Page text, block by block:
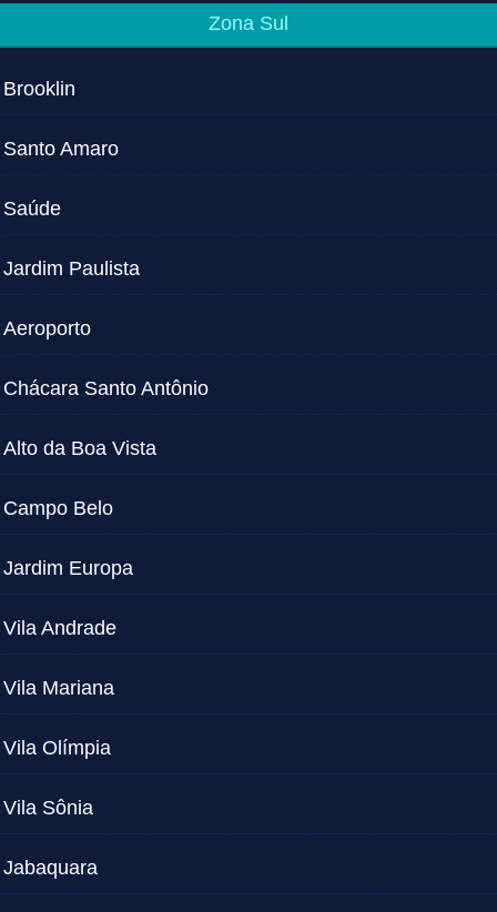
Zona Sul
Brooklin
Santo Amaro
Saúde
Jardim Paulista
Aeroporto
Chácara Santo Antônio
Alto da Boa Vista
Campo Belo
Jardim Europa
Vila Andrade
Vila Mariana
Vila Olímpia
Vila Sônia
Jabaquara